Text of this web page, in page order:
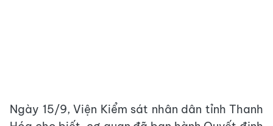
Ngày 15/9, Viện Kiểm sát nhân dân tỉnh Thanh